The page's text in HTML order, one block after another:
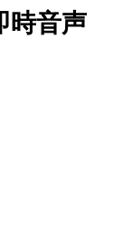
ビ
ゲ 音声